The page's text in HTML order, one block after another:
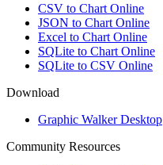
CSV to Chart Online
JSON to Chart Online
Excel to Chart Online
SQLite to Chart Online
SQLite to CSV Online
Download
Graphic Walker Desktop
Community Resources